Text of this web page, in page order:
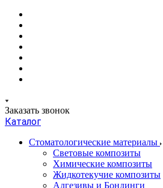
Заказать звонок
Каталог
Стоматологические материалы
Световые композиты
Химические композиты
Жидкотекучие композиты
Адгезивы и Бондинги